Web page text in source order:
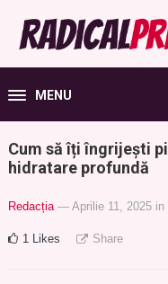
MENU
Cum să îți îngrijești
hidratare profundă
Redacția — Aprilie 11, 2025 in
1 Likes Share